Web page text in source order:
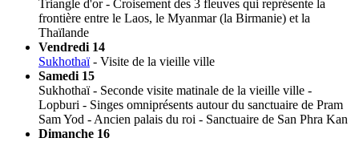
Triangle d'or - Croisement des 3 fleuves qui représente la
frontière entre le Laos, le Myanmar (la Birmanie) et la
Thaïlande
Vendredi 14
Sukhothaï- Visite de la vieille ville
Samedi 15
Sukhothaï - Seconde visite matinale de la vieille ville -
Lopburi - Singes omniprésents autour du sanctuaire de Pram
Sam Yod - Ancien palais du roi - Sanctuaire de San Phra Kan
Dimanche 16